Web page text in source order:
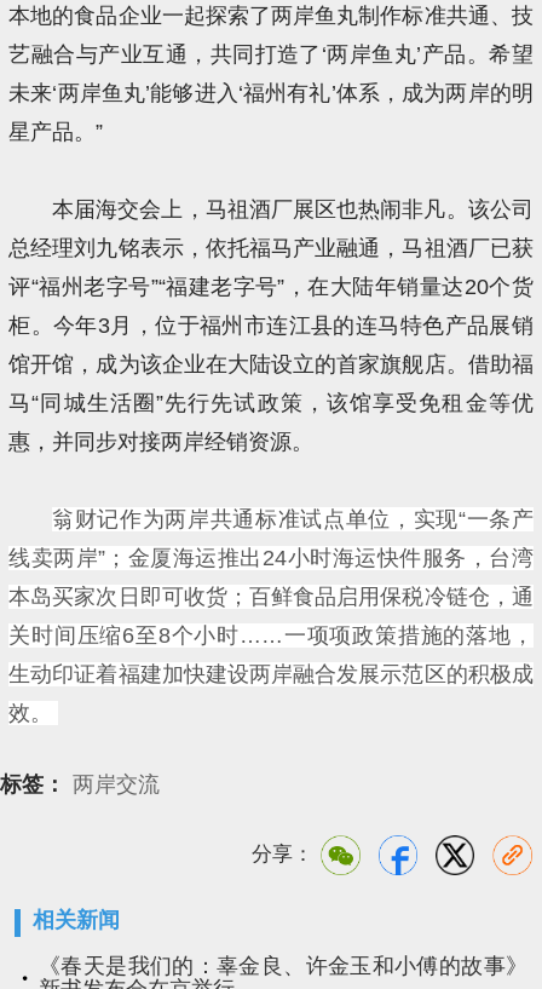
本地的食品企业一起探索了两岸鱼丸制作标准共通、技
艺融合与产业互通，共同打造了‘两岸鱼丸’产品。希望
未来‘两岸鱼丸’能够进入‘福州有礼’体系，成为两岸的明
星产品。”
本届海交会上，马祖酒厂展区也热闹非凡。该公司
总经理刘九铭表示，依托福马产业融通，马祖酒厂已获
评“福州老字号”“福建老字号”，在大陆年销量达20个货
柜。今年3月，位于福州市连江县的连马特色产品展销
馆开馆，成为该企业在大陆设立的首家旗舰店。借助福
马“同城生活圈”先行先试政策，该馆享受免租金等优
惠，并同步对接两岸经销资源。
翁财记作为两岸共通标准试点单位，实现“一条产
线卖两岸”；金厦海运推出24小时海运快件服务，台湾
本岛买家次日即可收货；百鲜食品启用保税冷链仓，通
关时间压缩6至8个小时……一项项政策措施的落地，
生动印证着福建加快建设两岸融合发展示范区的积极成
效。
标签： 两岸交流
分享：
相关新闻
《春天是我们的：辜金良、许金玉和小傅的故事》